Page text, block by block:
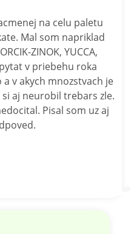
na celu paletu
Mal som napriklad
ZINOK, YUCCA,
v priebehu roka
v akych mnozstvach je
aj neurobil trebars zle.
Pisal som uz aj